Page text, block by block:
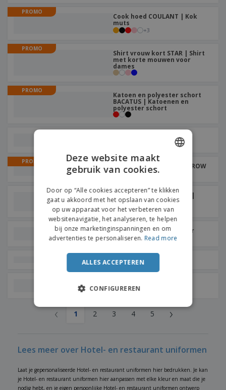
PROMO
Cook hoed COULANT | Kok
muts
+3
PROMO
Shirt vrouw kort STAR | Shirt
met korte mouwen voor
dames
PROMO
Katoen en polyester schort
BACATUS | Katoenen en
polyester schort
PROMO
Piraat bandanapet SPARROW
| Chef-koksmuts
Vrouw van de Laag Chef |
Damesjassen
FITTED KITAB verstelbaar
schort
THC Vaduz | Schort
Zakken
‹ 1 2 3 4 5 ›
Lees meer over Hotel- en restaurant uniformen
Laat je gepersonaliseerde Hotel- en restaurant uniformen hier bedrukken. Je kan
je Hotel- en restaurant uniformen hier aanpassen met elke kleur en maat die je
nodig hebt, en je eigen persoonlijke Hotel- en restaurant uniformen ontwerp
ENGLISH
DUTCH
PORTUGUESE
SPANISH
ITALIAN
Deze website maakt
gebruik van cookies.
Door op “Alle cookies accepteren” te klikken
gaat u akkoord met het opslaan van cookies
op uw apparaat voor het verbeteren van
websitenavigatie, het analyseren, te helpen
bij onze marketinginspanningen en om
advertenties te personaliseren. Read more
ALLES ACCEPTEREN
CONFIGUREREN